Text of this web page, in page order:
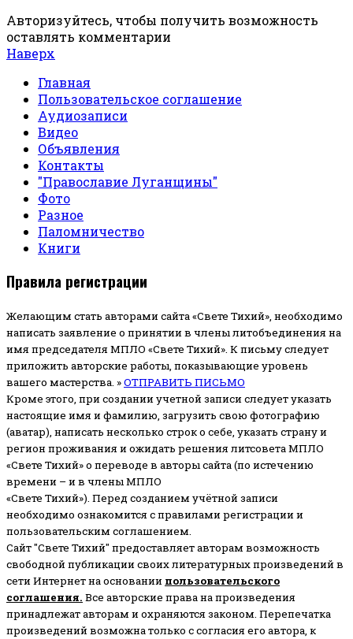
Авторизуйтесь, чтобы получить возможность
оставлять комментарии
Наверх
Главная
Пользовательское соглашение
Аудиозаписи
Видео
Объявления
Контакты
"Православие Луганщины"
Фото
Разное
Паломничество
Книги
Правила регистрации
Желающим стать авторами сайта «Свете Тихий», необходимо
написать заявление о принятии в члены литобъединения на
имя председателя МПЛО «Свете Тихий». К письму следует
приложить авторские работы, показывающие уровень
вашего мастерства. »ОТПРАВИТЬ ПИСЬМО
Кроме этого, при создании учетной записи следует указать
настоящие имя и фамилию, загрузить свою фотографию
(аватар), написать несколько строк о себе, указать страну и
регион проживания и ожидать решения литсовета МПЛО
«Свете Тихий» о переводе в авторы сайта (по истечению
времени – и в члены МПЛО
«Свете Тихий»). Перед созданием учётной записи
необходимо ознакомится с правилами регистрации и
пользовательским соглашением.
Сайт "Свете Тихий" предоставляет авторам возможность
свободной публикации своих литературных произведений в
сети Интернет на основании пользовательского
соглашения. Все авторские права на произведения
принадлежат авторам и охраняются законом. Перепечатка
произведений возможна только с согласия его автора, к